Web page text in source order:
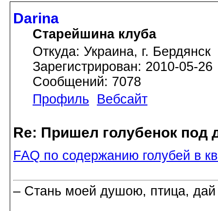
Darina
Старейшина клуба
Откуда: Украина, г. Бердянск
Зарегистрирован: 2010-05-26
Сообщений: 7078
Профиль
Вебсайт
Re: Пришел голубенок под
FAQ по содержанию голубей в
– Стань моей душою, птица,